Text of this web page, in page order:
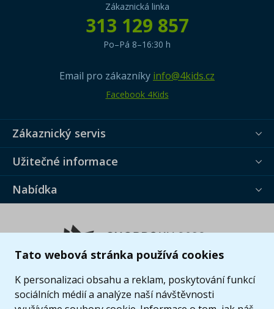
Tato webová stránka používá cookies
K personalizaci obsahu a reklam, poskytování funkcí
sociálních médií a analýze naší návštěvnosti
Zákaznická linka
313 129 857
Po–Pá 8–16:30 h
Email pro zákazníky info@4kids.cz
Facebook 4Kids
Zákaznický servis
Užitečné informace
Nabídka